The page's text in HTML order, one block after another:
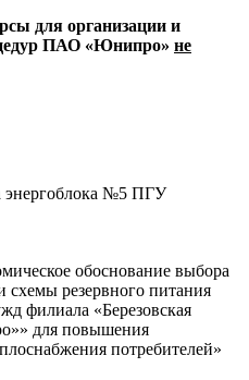
для организации и
ПАО «Юнипро» не
энергоблока №5 ПГУ
обоснование выбора
схемы резервного питания
филиала «Березовская
для повышения
потребителей»